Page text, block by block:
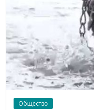
Общество